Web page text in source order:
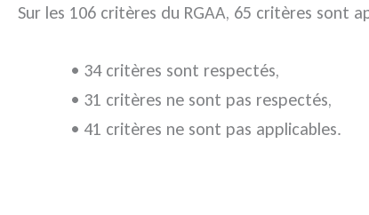
Sur les 106 critères du RGAA, 65 critères sont
• 34 critères sont respectés,
• 31 critères ne sont pas respectés,
• 41 critères ne sont pas applicables.